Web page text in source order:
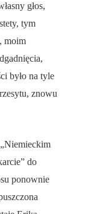
głos,
tym
moim
było na tyle
znowu
do
ponownie